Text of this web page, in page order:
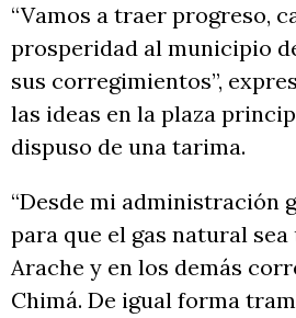
“Vamos a traer progreso,
prosperidad al municipio
sus corregimientos”,
las ideas en la plaza
dispuso de una tarima.
“Desde mi administración
para que el gas natural
Arache y en los demás
Chimá. De igual forma